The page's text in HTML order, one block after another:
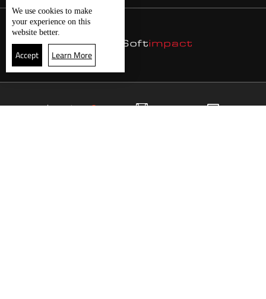
30
We use cookies to make
your experience on this
website better.
Accept Learn More
موقع البرامج الجدول البث المباشر